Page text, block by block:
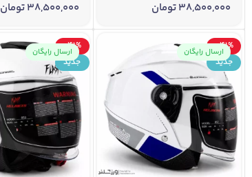
38,500,000تومان 38,500,000تومان
-41%
جدید
ارسال رایگان
-41%
جدید
ارسال رایگان